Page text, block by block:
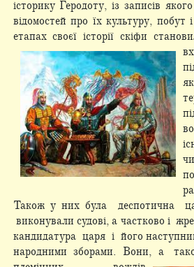
історику Геродоту, із записів
відомостей про їх культуру, побут
етапах своєї історії скіфи
Також у них була деспотична
виконували судові, а частково і
кандидатура царя і його
народними зборами. Вони, а